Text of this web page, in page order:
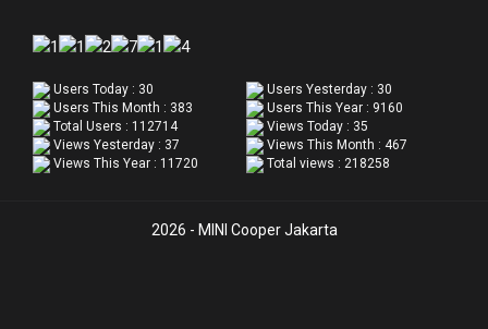
Users Today : 30
Users Yesterday : 30
Users This Month : 383
Users This Year : 9160
Total Users : 112714
Views Today : 35
Views Yesterday : 37
Views This Month : 467
Views This Year : 11720
Total views : 218258
2026 - MINI Cooper Jakarta